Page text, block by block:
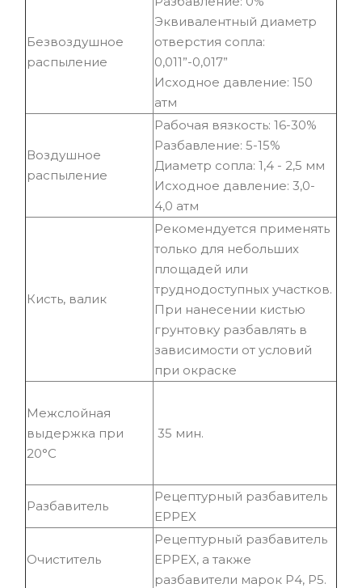
Безвоздушное
распыление
Эквивалентный диаметр
отверстия сопла:
0,011”-0,017”
Исходное давление: 150
атм
Воздушное
распыление
Рабочая вязкость: 16-30%
Разбавление: 5-15%
Диаметр сопла: 1,4 - 2,5 мм
Исходное давление: 3,0-
4,0 атм
Кисть, валик
Рекомендуется применять
только для небольших
площадей или
труднодоступных участков.
При нанесении кистью
грунтовку разбавлять в
зависимости от условий
при окраске
Межслойная
выдержка при
20°С
35 мин.
Разбавитель
Рецептурный разбавитель
EPPEX
Очиститель
Рецептурный разбавитель
EPPEX, а также
разбавители марок Р4, Р5.